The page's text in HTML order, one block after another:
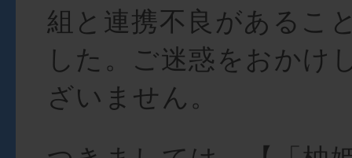
組と連携不良があるこ
した。ご迷惑をおかけ
ざいません。